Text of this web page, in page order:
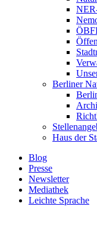
Berliner
Haus der
Blog
Presse
Newsletter
Mediathek
Leichte Sprache